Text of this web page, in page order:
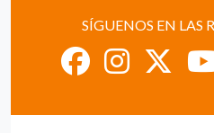
SÍGUENOS EN LAS